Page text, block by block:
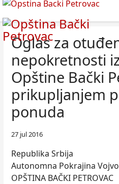
Oglas za
nepokretnosti
Opštine Bački
prikupljanјem
ponuda
27 jul 2016
Republika Srbija
Autonomna Pokrajina
OPŠTINA BAČKI PETROVAC